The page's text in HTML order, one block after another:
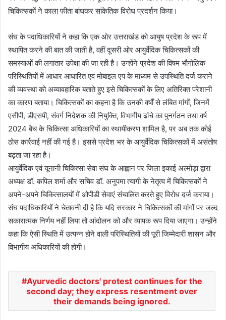
चिकित्सकों ने काला फीता बांधकर सांकेतिक विरोध प्रदर्शन किया।
संघ के पदाधिकारियों ने कहा कि एक ओर उत्तराखंड को आयुष प्रदेश के रूप में
स्थापित करने की बात की जाती है, वहीं दूसरी ओर आयुर्वेदिक चिकित्सकों की
समस्याओं की लगातार उपेक्षा की जा रही है। उन्होंने प्रदेश की विषम भौगोलिक
परिस्थितियों में आधार आधारित एवं मोबाइल एप के माध्यम से उपस्थिति दर्ज कराने
की व्यवस्था को अव्यावहारिक बताते हुए इसे चिकित्सकों के लिए अतिरिक्त परेशानी
का कारण बताया। चिकित्सकों का कहना है कि उनकी वर्षों से लंबित मांगों, जिनमें
एसीपी, डीएसपी, संवर्ग निदेशक की नियुक्ति, विभागीय ढांचे का पुनर्गठन तथा वर्ष
2024 बैच के चिकित्सा अधिकारियों का स्थायीकरण शामिल है, पर अब तक कोई
ठोस कार्रवाई नहीं की गई है। इससे प्रदेश भर के आयुर्वेदिक चिकित्सकों में असंतोष
बढ़ता जा रहा है।
आयुर्वेदिक एवं यूनानी चिकित्सा सेवा संघ के आह्वान पर जिला इकाई अल्मोड़ा द्वारा
अध्यक्ष डॉ. कपिल शर्मा और सचिव डॉ. अनुपमा त्यागी के नेतृत्व में चिकित्सकों ने
अपने-अपने चिकित्सालयों में ओपीडी सेवाएं संचालित करते हुए विरोध दर्ज कराया।
संघ पदाधिकारियों ने चेतावनी दी है कि यदि सरकार ने चिकित्सकों की मांगों पर जल्द
सकारात्मक निर्णय नहीं लिया तो आंदोलन को और व्यापक रूप दिया जाएगा। उन्होंने
कहा कि ऐसी स्थिति में उत्पन्न होने वाली परिस्थितियों की पूरी जिम्मेदारी शासन और
विभागीय अधिकारियों की होगी।
Ayurvedic doctors' protest continues for the
second day; they express resentment over
their demands being ignored.